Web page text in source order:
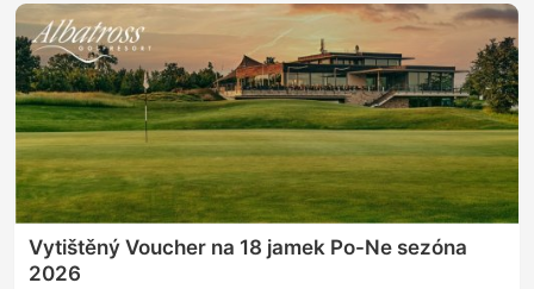
Vytištěný Voucher na 18 jamek Po-Ne sezóna
2026